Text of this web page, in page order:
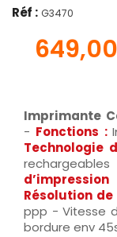
Réf : G3470
Imprimante
- Fonctions :
Technologie
rechargeables
d’impression
Résolution
ppp - Vitesse
bordure env